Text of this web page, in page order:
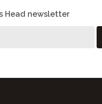
Head newsletter